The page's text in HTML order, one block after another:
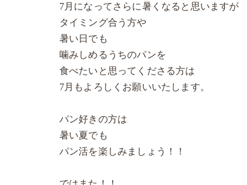
7月になってさらに暑くなると思いますが
タイミング合う方や
暑い日でも
噛みしめるうちのパンを
食べたいと思ってくださる方は
7月もよろしくお願いいたします。
パン好きの方は
暑い夏でも
パン活を楽しみましょう！！